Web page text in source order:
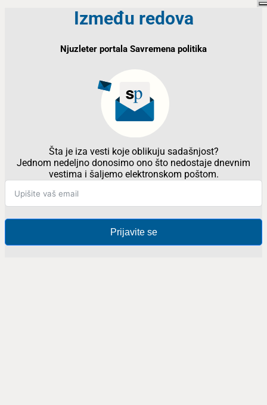
Između redova
Njuzleter portala Savremena politika
Šta je iza vesti koje oblikuju sadašnjost?
Jednom nedeljno donosimo ono što nedostaje dnevnim
vestima i šaljemo elektronskom poštom.
Prijavite se